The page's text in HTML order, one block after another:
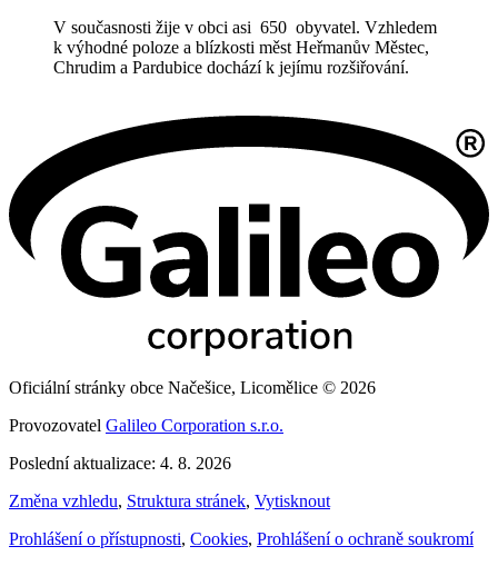
V současnosti žije v obci asi 650 obyvatel. Vzhledem
k výhodné poloze a blízkosti měst Heřmanův Městec,
Chrudim a Pardubice dochází k jejímu rozšiřování.
Oficiální stránky obce Načešice, Licomělice © 2026
Provozovatel Galileo Corporation s.r.o.
Poslední aktualizace: 4. 8. 2026
Změna vzhledu, Struktura stránek, Vytisknout
Prohlášení o přístupnosti, Cookies, Prohlášení o ochraně soukromí